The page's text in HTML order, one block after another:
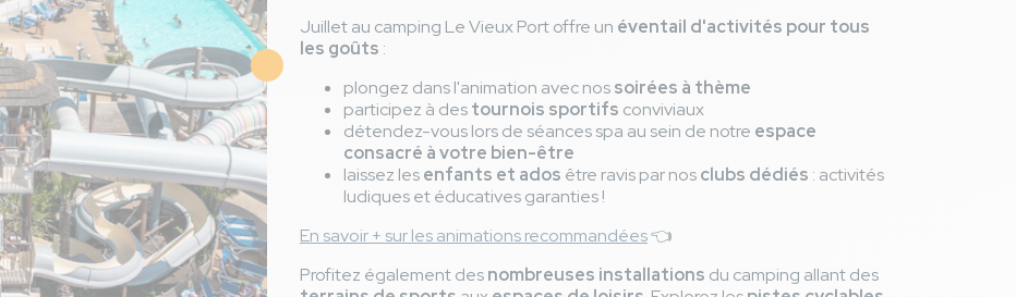
Juillet au camping Le Vieux Port offre un éventail d'activités pour tous
les goûts :
plongez dans l'animation avec nossoirées à thème
participez à destournois sportifs conviviaux
détendez-vous lors de séances spa au sein de notre espace
consacré à votre bien-être
laissez lesenfants et ados être ravis par nosclubs dédiés : activités
ludiques et éducatives garanties !
En savoir + sur les animations recommandées👈
Profitez également desnombreuses installations du camping allant des